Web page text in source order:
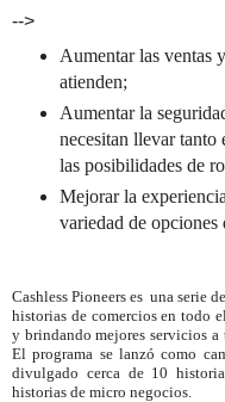
-->
Aumentar las ventas
atienden;
Aumentar la
necesitan llevar tanto
las posibilidades de
Mejorar la
variedad de opciones
Cashless Pioneers es una serie
historias de comercios en todo
y brindando mejores servicios a
El programa se lanzó como
divulgado cerca de 10
historias de micro negocios.